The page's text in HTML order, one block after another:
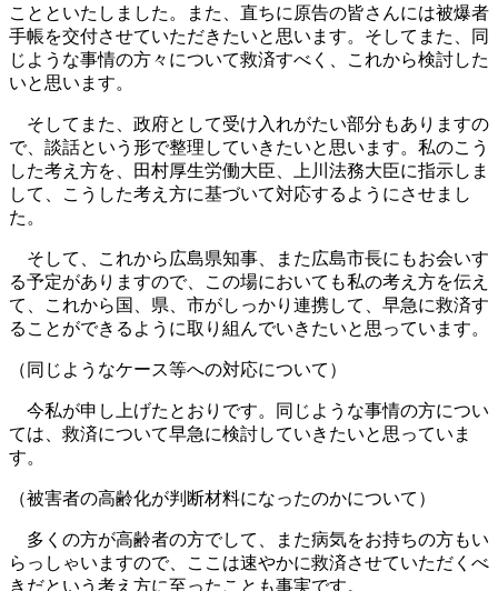
ことといたしました。また、直ちに原告の皆さんには被爆者
手帳を交付させていただきたいと思います。そしてまた、同
じような事情の方々について救済すべく、これから検討した
いと思います。
そしてまた、政府として受け入れがたい部分もありますの
で、談話という形で整理していきたいと思います。私のこう
した考え方を、田村厚生労働大臣、上川法務大臣に指示しま
して、こうした考え方に基づいて対応するようにさせまし
た。
そして、これから広島県知事、また広島市長にもお会いす
る予定がありますので、この場においても私の考え方を伝え
て、これから国、県、市がしっかり連携して、早急に救済す
ることができるように取り組んでいきたいと思っています。
（同じようなケース等への対応について）
今私が申し上げたとおりです。同じような事情の方につい
ては、救済について早急に検討していきたいと思っていま
す。
（被害者の高齢化が判断材料になったのかについて）
多くの方が高齢者の方でして、また病気をお持ちの方もい
らっしゃいますので、ここは速やかに救済させていただくべ
きだという考え方に至ったことも事実です。